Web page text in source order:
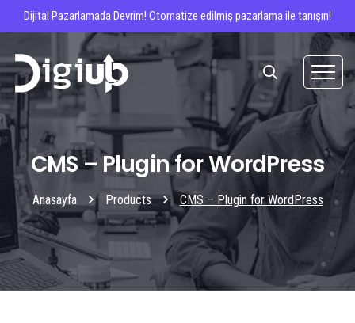
Dijital Pazarlamada Devrim! Otomatize edilmiş pazarlama ile tanışın!
CMS – Plugin for WordPress
Anasayfa Products CMS – Plugin for WordPress